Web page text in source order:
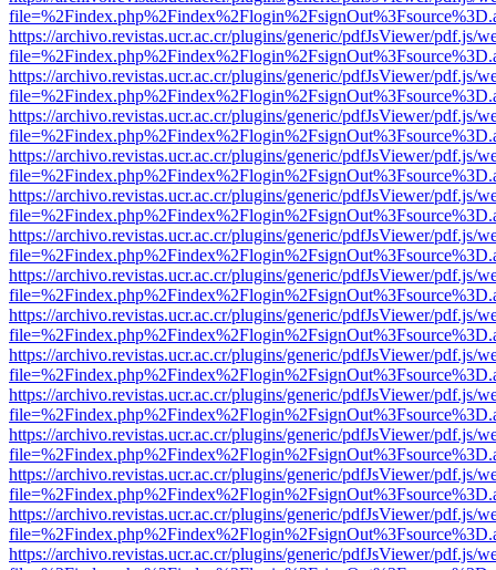
https://archivo.revistas.ucr.ac.cr/plugins/generic/pdfJsViewer/pdf.js/
https://archivo.revistas.ucr.ac.cr/plugins/generic/pdfJsViewer/pdf.js/
https://archivo.revistas.ucr.ac.cr/plugins/generic/pdfJsViewer/pdf.js/
https://archivo.revistas.ucr.ac.cr/plugins/generic/pdfJsViewer/pdf.js/
https://archivo.revistas.ucr.ac.cr/plugins/generic/pdfJsViewer/pdf.js/
https://archivo.revistas.ucr.ac.cr/plugins/generic/pdfJsViewer/pdf.js/
https://archivo.revistas.ucr.ac.cr/plugins/generic/pdfJsViewer/pdf.js/
https://archivo.revistas.ucr.ac.cr/plugins/generic/pdfJsViewer/pdf.js/
https://archivo.revistas.ucr.ac.cr/plugins/generic/pdfJsViewer/pdf.js/
https://archivo.revistas.ucr.ac.cr/plugins/generic/pdfJsViewer/pdf.js/
https://archivo.revistas.ucr.ac.cr/plugins/generic/pdfJsViewer/pdf.js/
https://archivo.revistas.ucr.ac.cr/plugins/generic/pdfJsViewer/pdf.js/
https://archivo.revistas.ucr.ac.cr/plugins/generic/pdfJsViewer/pdf.js/
https://archivo.revistas.ucr.ac.cr/plugins/generic/pdfJsViewer/pdf.js/